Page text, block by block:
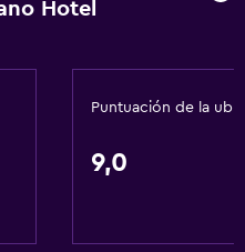
Hotel
Puntuación de la
9,0